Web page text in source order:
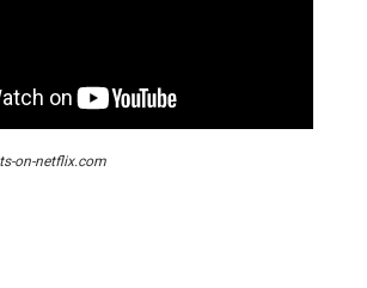
on-netflix.com